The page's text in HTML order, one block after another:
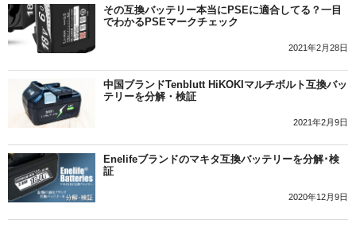
その互換バッテリー本当にPSEに適合してる？一目
でわかるPSEマークチェック
2021年2月28日
中国ブランドTenblutt HiKOKIマルチボルト互換バッ
テリーを分解・検証
2021年2月9日
Enelifeブランドのマキタ互換バッテリーを分解･検
証
2020年12月9日